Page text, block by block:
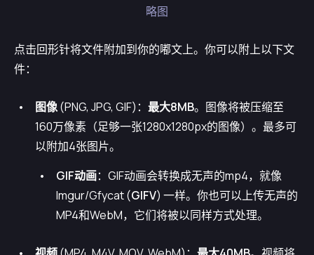
略图
点击回形针将文件附加到你的嘟文上。你可以附上以下文
件：
图像(PNG, JPG, GIF)： 最大8MB。图像将被压缩至
160万像素（足够一张1280x1280px的图像）。最多可
以附加4张图片。
GIF动画：GIF动画会转换成无声的mp4，就像
Imgur/Gfycat (GIFV) 一样。你也可以上传无声的
MP4和WebM，它们将被以同样方式处理。